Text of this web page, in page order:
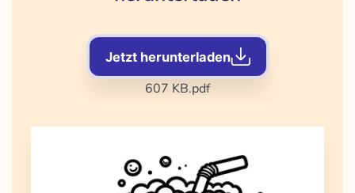
Jetzt herunterladen
607 KB.pdf